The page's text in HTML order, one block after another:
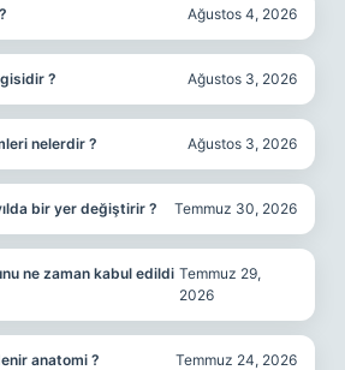
Ağustos 4, 2026
? Ağustos 3, 2026
nelerdir ? Ağustos 3, 2026
bir yer değiştirir ? Temmuz 30, 2026
ne zaman kabul edildi Temmuz 29,
2026
anatomi ? Temmuz 24, 2026